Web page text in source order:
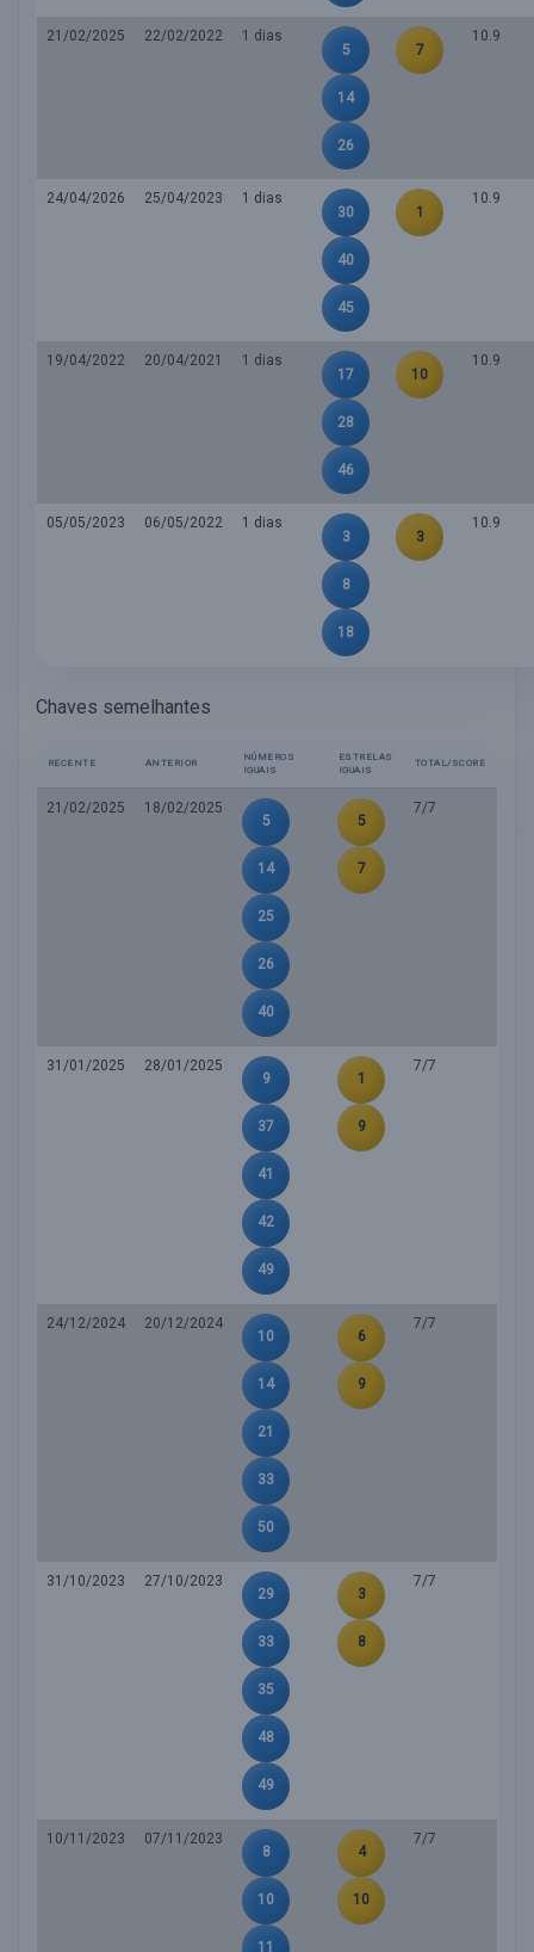
21/02/2025 22/02/2022
1 dias
5
14
26
7
10.9
24/04/2026 25/04/2023
1 dias
30
40
45
1
10.9
19/04/2022 20/04/2021
1 dias
17
28
46
10
10.9
05/05/2023 06/05/2022
1 dias
3
8
18
3
10.9
Chaves semelhantes
RECENTE ANTERIOR
NÚMEROS
IGUAIS
ESTRELAS
IGUAIS
TOTAL/SCORE
21/02/2025
18/02/2025
5
14
25
26
40
5
7
7/7
31/01/2025
28/01/2025
9
37
41
42
49
1
9
7/7
24/12/2024
20/12/2024
10
14
21
33
50
6
9
7/7
31/10/2023
27/10/2023
29
33
35
48
49
3
8
7/7
10/11/2023
07/11/2023
8
10
11
4
10
7/7